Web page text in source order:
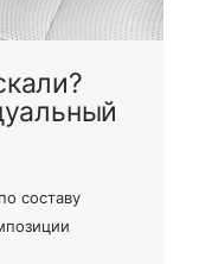
составу